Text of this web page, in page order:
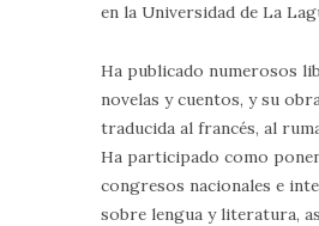
en la Universidad de La
Ha publicado numerosos
novelas y cuentos, y su
traducida al francés, al
Ha participado como
congresos nacionales e
sobre lengua y literatura,